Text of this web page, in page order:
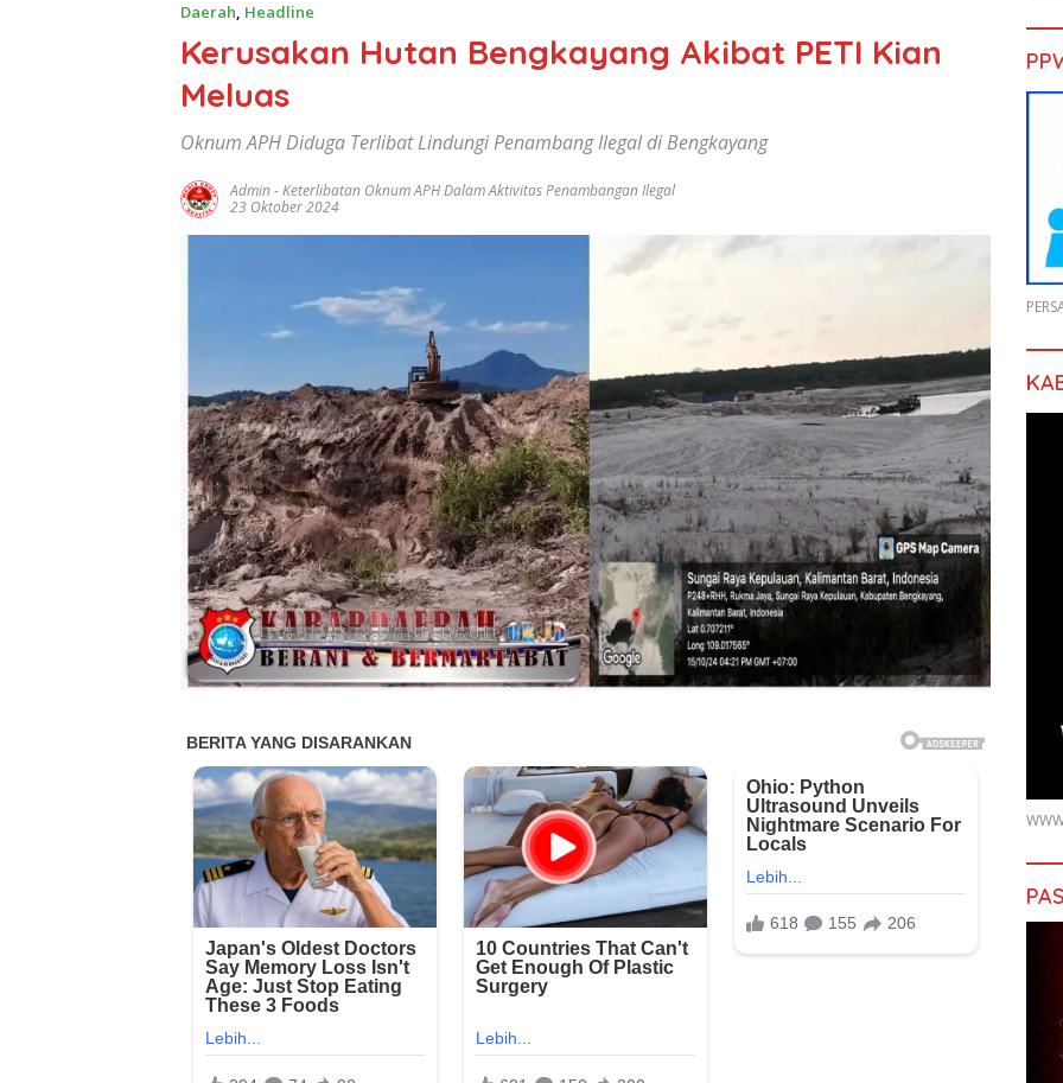
Daerah, Headline
Kerusakan Hutan Bengkayang Akibat PETI Kian
Meluas
Oknum APH Diduga Terlibat Lindungi Penambang Ilegal di Bengkayang
Admin-Keterlibatan Oknum APH Dalam Aktivitas Penambangan Ilegal
23 Oktober 2024